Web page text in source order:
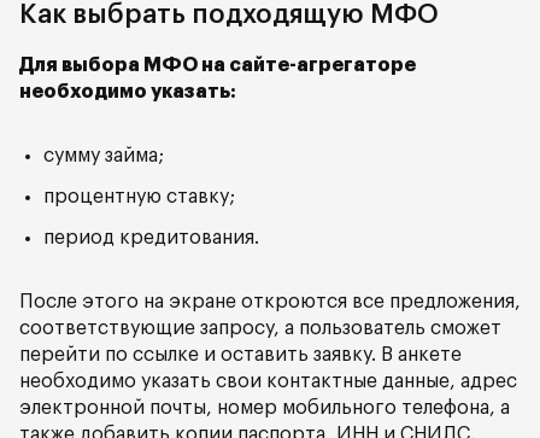
Как выбрать подходящую МФО
Для выбора МФО на сайте-агрегаторе
необходимо указать:
сумму займа;
процентную ставку;
период кредитования.
После этого на экране откроются все предложения,
соответствующие запросу, а пользователь сможет
перейти по ссылке и оставить заявку. В анкете
необходимо указать свои контактные данные, адрес
электронной почты, номер мобильного телефона, а